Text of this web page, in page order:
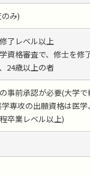
み)
了レベル以上
資格審査で、修士を修
24歳以上の者
事前承認が必要(大学で
専攻の出願資格は医
卒業レベル以上)